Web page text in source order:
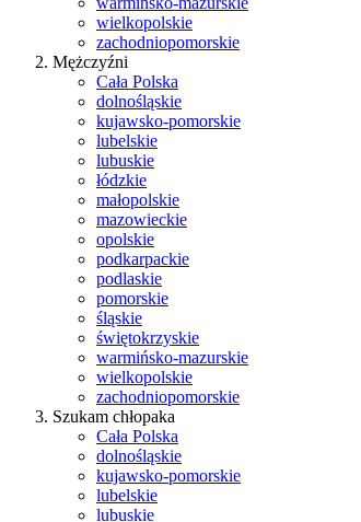
wielkopolskie
zachodniopomorskie
Mężczyźni
Cała Polska
dolnośląskie
kujawsko-pomorskie
lubelskie
lubuskie
łódzkie
małopolskie
mazowieckie
opolskie
podkarpackie
podlaskie
pomorskie
śląskie
świętokrzyskie
warmińsko-mazurskie
wielkopolskie
zachodniopomorskie
Szukam chłopaka
Cała Polska
dolnośląskie
kujawsko-pomorskie
lubelskie
lubuskie